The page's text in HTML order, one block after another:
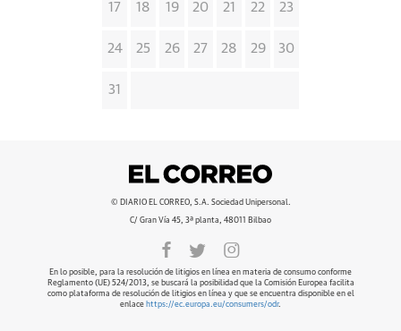
17 18 19 20 21 22 23
24 25 26 27 28 29 30
31
© DIARIO EL CORREO, S.A. Sociedad Unipersonal.
C/ Gran Vía 45, 3ª planta, 48011 Bilbao
En lo posible, para la resolución de litigios en línea en materia de consumo conforme
Reglamento (UE) 524/2013, se buscará la posibilidad que la Comisión Europea facilita
como plataforma de resolución de litigios en línea y que se encuentra disponible en el
enlace https://ec.europa.eu/consumers/odr.